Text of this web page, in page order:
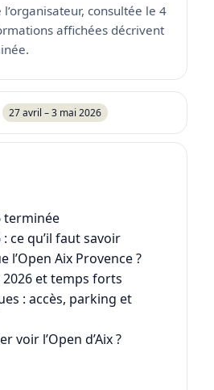
consultée le 4
affichées décrivent
27 avril – 3 mai 2026
terminée
ce qu’il faut savoir
l’Open Aix Provence ?
et temps forts
: accès, parking et
voir l’Open d’Aix ?